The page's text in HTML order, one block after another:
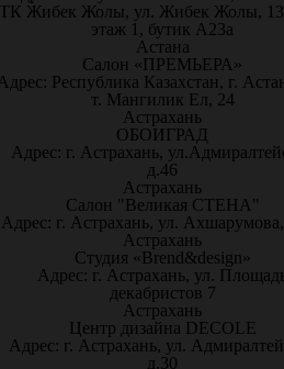
Жибек Жолы, ул. Жибек Жолы,
этаж 1, бутик А23а
Астана
Салон «ПРЕМЬЕРА»
Республика Казахстан, г.
т. Мангилик Ел, 24
Астрахань
ОБОИГРАД
Адрес: г. Астрахань,
д.46
Астрахань
Салон "Великая СТЕНА"
Адрес: г. Астрахань, ул.
Астрахань
Студия «Brend&design»
Адрес: г. Астрахань, ул.
декабристов 7
Астрахань
Центр дизайна DECOLE
Адрес: г. Астрахань, ул.
д.30